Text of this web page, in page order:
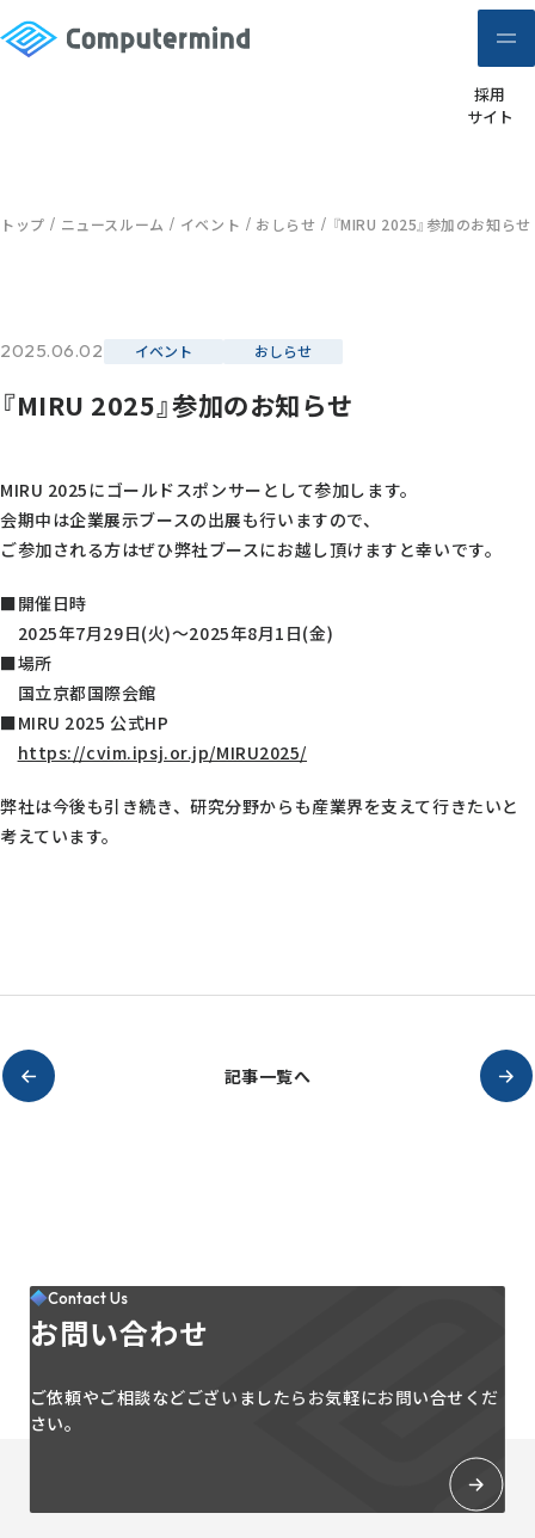
採用
サイト
トップ ニュースルーム イベント おしらせ 『MIRU 2025』参加のお知らせ
2025.06.02 イベント おしらせ
『MIRU 2025』参加のお知らせ
MIRU 2025にゴールドスポンサーとして参加します。
会期中は企業展示ブースの出展も行いますので、
ご参加される方はぜひ弊社ブースにお越し頂けますと幸いです。
■開催日時
2025年7月29日(火)～2025年8月1日(金)
■場所
国立京都国際会館
■MIRU 2025 公式HP
https://cvim.ipsj.or.jp/MIRU2025/
弊社は今後も引き続き、研究分野からも産業界を支えて行きたいと
考えています。
記事一覧へ
Contact Us
お問い合わせ
ご依頼やご相談などございましたらお気軽にお問い合せくだ
さい。